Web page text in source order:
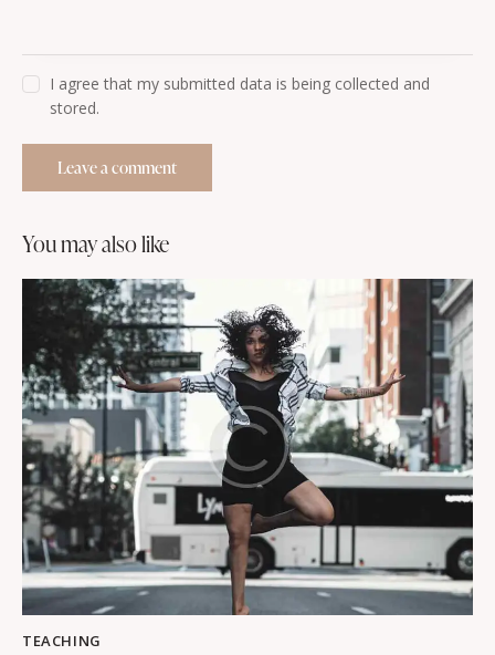
I agree that my submitted data is being collected and
stored.
you may also like
TEACHING